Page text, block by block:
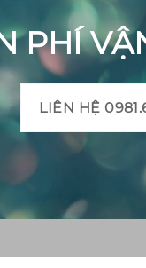
PHÍ
LIÊN HỆ
VIỆT
Tỉnh